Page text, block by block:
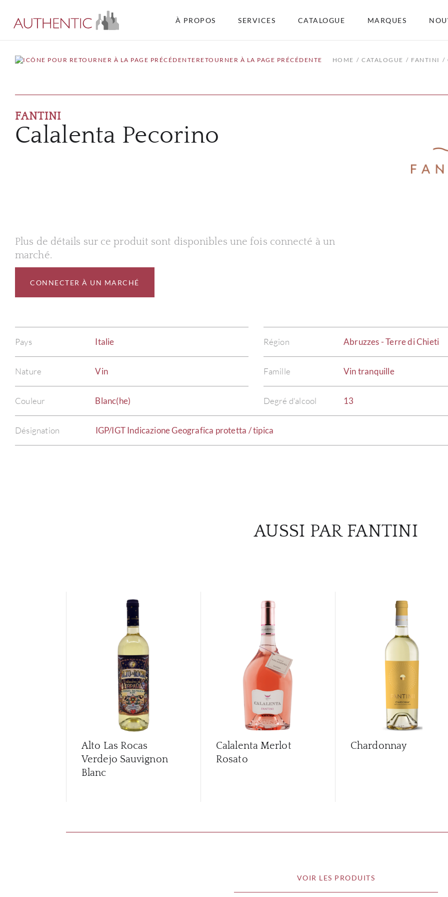
À PROPOS SERVICES CATALOGUE MARQUES
RETOURNER À LA PAGE PRÉCÉDENTE HOME CATALOGUE FANTINI
FANTINI
Calalenta Pecorino
Plus de détails sur ce produit sont disponibles une fois connecté à un
marché.
CONNECTER À UN MARCHÉ
Pays Italie Région Abruzzes - Terre di Chieti
Nature Vin Famille Vin tranquille
Couleur Blanc(he) Degré d'alcool 13
Désignation IGP/IGT Indicazione Geografica protetta / tipica
AUSSI PAR FANTINI
Alto Las Rocas
Verdejo Sauvignon
Blanc
Calalenta Merlot
Rosato
Chardonnay
VOIR LES PRODUITS